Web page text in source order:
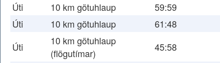
Úti
10 km götuhlaup
59:59
Úti
10 km götuhlaup
61:48
Úti
10 km götuhlaup
(flögutímar)
45:58